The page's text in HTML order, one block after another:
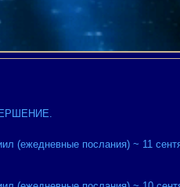
(ежедневные послания) ~ 11